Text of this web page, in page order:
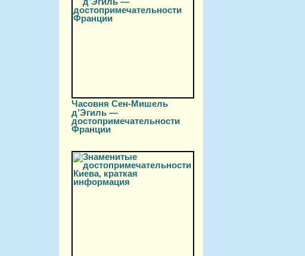
Часовня Сен-Мишель
д’Эгиль —
достопримечательности
Франции